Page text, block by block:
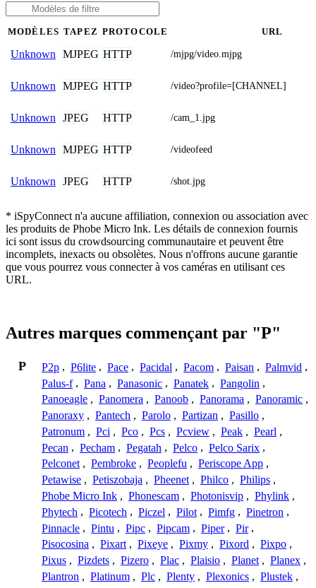
MODÈLES TAPEZ PROTOCOLE URL
Unknown MJPEG HTTP /mjpg/video.mjpg
Unknown MJPEG HTTP /video?profile=[CHANNEL]
Unknown JPEG HTTP /cam_1.jpg
Unknown MJPEG HTTP /videofeed
Unknown JPEG HTTP /shot.jpg
* iSpyConnect n'a aucune affiliation, connexion ou association avec
les produits de Phobe Micro Ink. Les détails de connexion fournis
ici sont issus du crowdsourcing communautaire et peuvent être
incomplets, inexacts ou obsolètes. Nous n'offrons aucune garantie
que vous pourrez vous connecter à vos caméras en utilisant ces
URL.
Autres marques commençant par "P"
P P2p , P6lite , Pace , Pacidal , Pacom , Paisan , Palmvid ,
Palus-f , Pana , Panasonic , Panatek , Pangolin ,
Panoeagle , Panomera , Panoob , Panorama , Panoramic ,
Panoraxy , Pantech , Parolo , Partizan , Pasillo ,
Patronum , Pci , Pco , Pcs , Pcview , Peak , Pearl ,
Pecan , Pecham , Pegatah , Pelco , Pelco Sarix ,
Pelconet , Pembroke , Peoplefu , Periscope App ,
Petawise , Petiszobaja , Pheenet , Philco , Philips ,
Phobe Micro Ink , Phonescam , Photonisvip , Phylink ,
Phytech , Picotech , Piczel , Pilot , Pimfg , Pinetron ,
Pinnacle , Pintu , Pipc , Pipcam , Piper , Pir ,
Pisocosina , Pixart , Pixeye , Pixmy , Pixord , Pixpo ,
Pixus , Pizdets , Pizero , Plac , Plaisio , Planet , Planex ,
Plantron , Platinum , Plc , Plenty , Plexonics , Plustek ,